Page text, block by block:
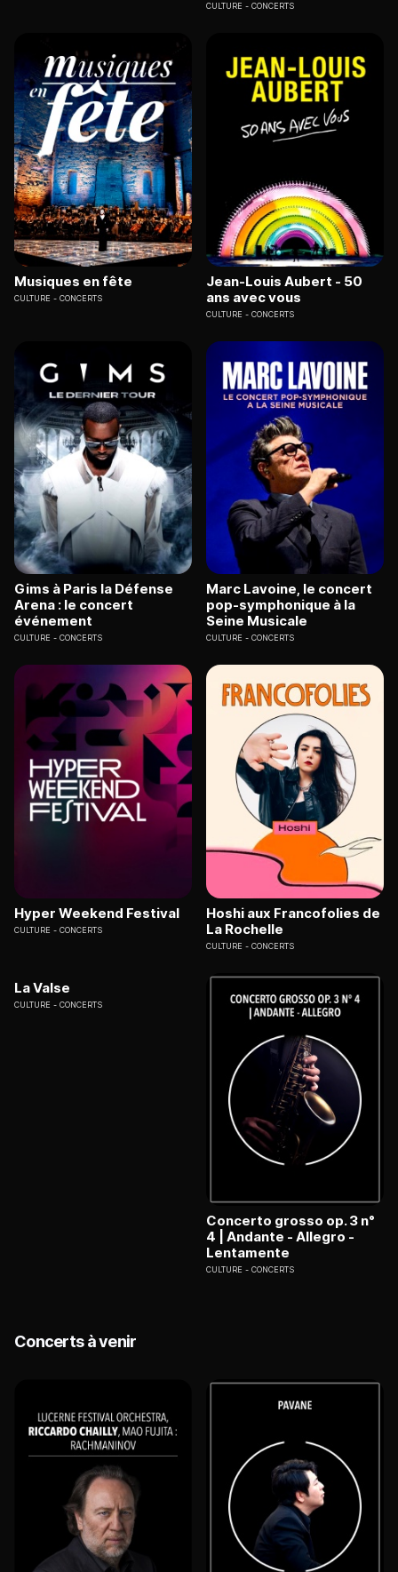
CULTURE CONCERTS
Musiques en fête
CULTURE CONCERTS
Jean-Louis Aubert - 50
ans avec vous
CULTURE CONCERTS
Gims à Paris la Défense
Arena : le concert
événement
CULTURE CONCERTS
Marc Lavoine, le concert
pop-symphonique à la
Seine Musicale
CULTURE CONCERTS
Hyper Weekend Festival
CULTURE CONCERTS
Hoshi aux Francofolies de
La Rochelle
CULTURE CONCERTS
La Valse
CULTURE CONCERTS
Concerto grosso op. 3 n°
4 | Andante - Allegro -
Lentamente
CULTURE CONCERTS
Concerts à venir